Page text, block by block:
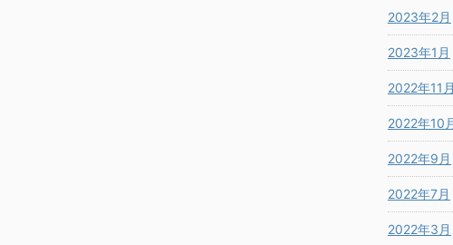
2023年2月
2023年1月
2022年11月
2022年10
2022年9月
2022年7月
2022年3月